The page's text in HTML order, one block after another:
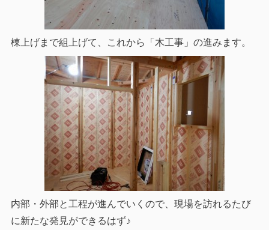
棟上げまで組上げて、これから「木工事」の進みます。
内部・外部と工程が進んでいくので、現場を訪れるたび
に新たな発見ができるはず♪